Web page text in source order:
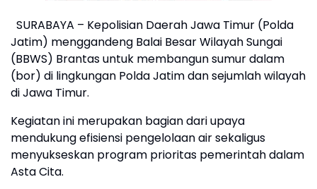
SURABAYA – Kepolisian Daerah Jawa Timur (Polda
Jatim) menggandeng Balai Besar Wilayah Sungai
(BBWS) Brantas untuk membangun sumur dalam
(bor) di lingkungan Polda Jatim dan sejumlah wilayah
di Jawa Timur.
Kegiatan ini merupakan bagian dari upaya
mendukung efisiensi pengelolaan air sekaligus
menyukseskan program prioritas pemerintah dalam
Asta Cita.